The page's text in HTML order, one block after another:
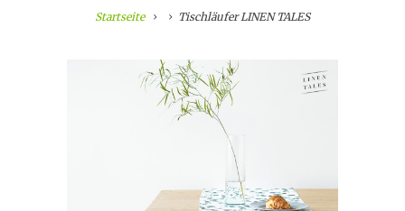
Startseite Tischläufer LINEN TALES